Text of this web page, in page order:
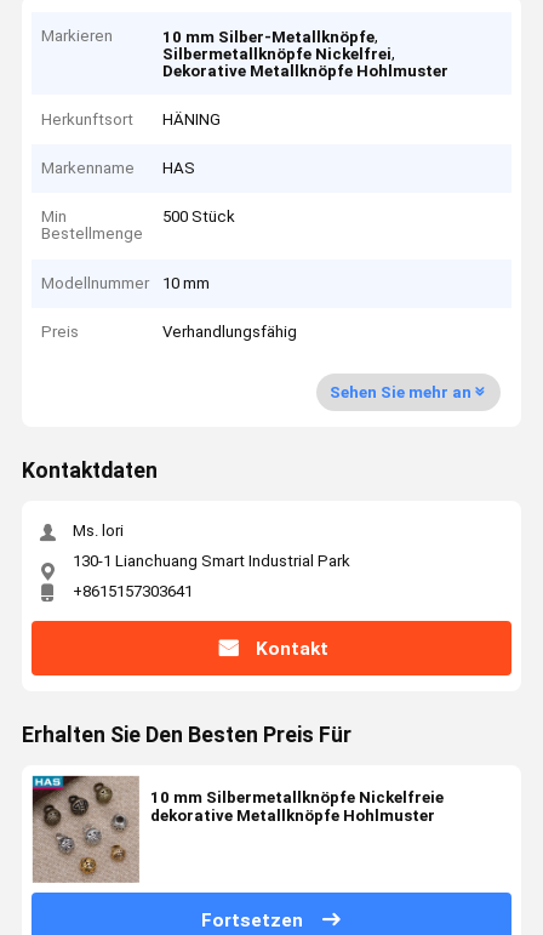
Markieren 10 mm Silber-Metallknöpfe,
Silbermetallknöpfe Nickelfrei,
Dekorative Metallknöpfe Hohlmuster
Herkunftsort HÄNING
Markenname HAS
Min
Bestellmenge
500 Stück
Modellnummer 10 mm
Preis Verhandlungsfähig
Sehen Sie mehr an
Kontaktdaten
Ms. lori
130-1 Lianchuang Smart Industrial Park
+8615157303641
Kontakt
Erhalten Sie Den Besten Preis Für
10 mm Silbermetallknöpfe Nickelfreie
dekorative Metallknöpfe Hohlmuster
Fortsetzen